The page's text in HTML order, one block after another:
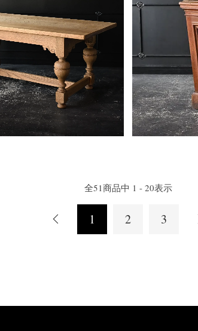
全51商品中 1 - 20表示
1 2 3